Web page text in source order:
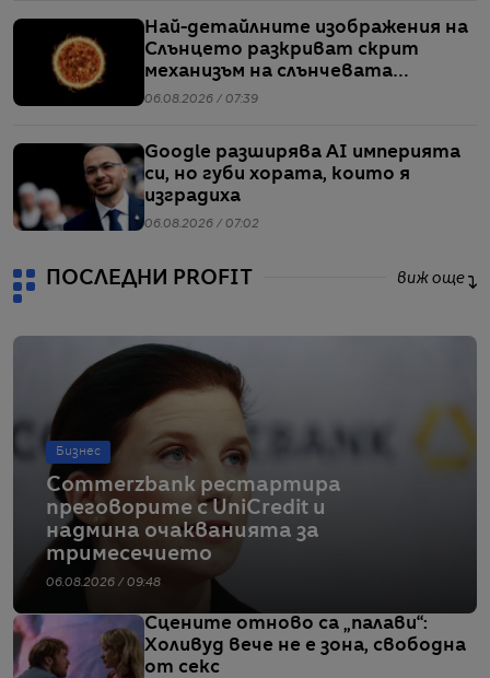
Най-детайлните изображения на
Слънцето разкриват скрит
механизъм на слънчевата
активност
06.08.2026 / 07:39
Google разширява AI империята
си, но губи хората, които я
изградиха
06.08.2026 / 07:02
ПОСЛЕДНИ PROFIT виж още
Бизнес
Commerzbank рестартира
преговорите с UniCredit и
надмина очакванията за
тримесечието
06.08.2026 / 09:48
Сцените отново са „палави“:
Холивуд вече не е зона, свободна
от секс